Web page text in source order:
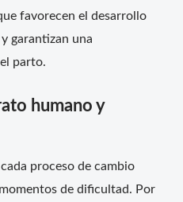
favorecen el desarrollo
garantizan una
parto.
humano y
proceso de cambio
de dificultad. Por